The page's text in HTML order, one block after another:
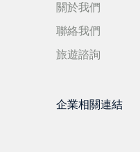
關於我們
聯絡我們
旅遊諮詢
企業相關連結